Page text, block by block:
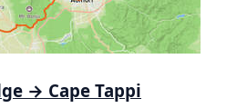
→ Cape Tappi